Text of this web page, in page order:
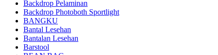
Backdrop Pelaminan
Backdrop Photoboth Sportlight
BANGKU
Bantal Lesehan
Bantalan Lesehan
Barstool